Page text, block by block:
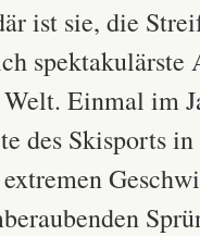
ist sie, die
spektakulärste
Einmal im
des Skisports